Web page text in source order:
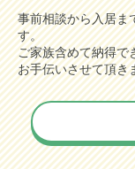
事前相談から入居ま
す。
ご家族含めて納得で
お手伝いさせて頂き